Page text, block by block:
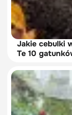
Jakie cebulki
Te 10